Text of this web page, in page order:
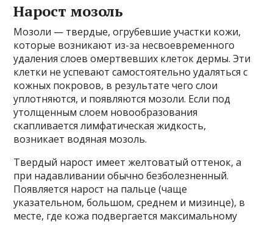
Нарост мозоль
Мозоли — твердые, огрубевшие участки кожи,
которые возникают из-за несвоевременного
удаления слоев омертвевших клеток дермы. Эти
клетки не успевают самостоятельно удаляться с
кожных покровов, в результате чего слои
уплотняются, и появляются мозоли. Если под
утолщенным слоем новообразования
скапливается лимфатическая жидкость,
возникает водяная мозоль.
Твердый нарост имеет желтоватый оттенок, а
при надавливании обычно безболезненный.
Появляется нарост на пальце (чаще
указательном, большом, среднем и мизинце), в
месте, где кожа подвергается максимальному